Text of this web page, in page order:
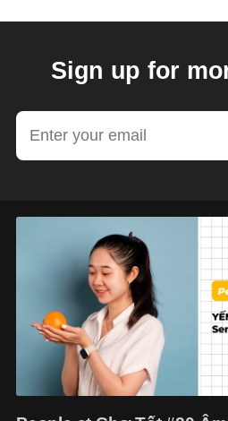
Sign up for
Enter your email